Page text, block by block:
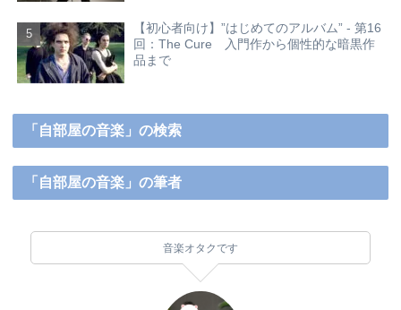
【初心者向け】”はじめてのアルバム” - 第16
回：The Cure 入門作から個性的な暗黒作
品まで
「自部屋の音楽」の検索
「自部屋の音楽」の筆者
音楽オタクです